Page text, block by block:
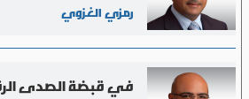
رمزي الغزوي
في قبضة الصدى